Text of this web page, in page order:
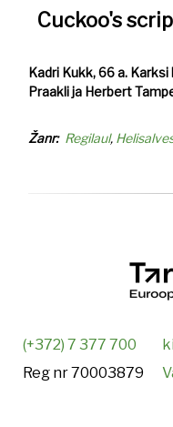
Cuckoo's
Kadri Kukk, 66 a.
Praakli ja Herbert
Žanr Regilaul
(+372) 7 377 700
Reg nr 70003879